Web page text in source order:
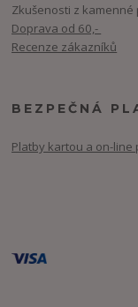
Zkušenosti z
Doprava od 60,-
Recenze zákazníků
BEZPEČNÁ
Platby kartou a on-line